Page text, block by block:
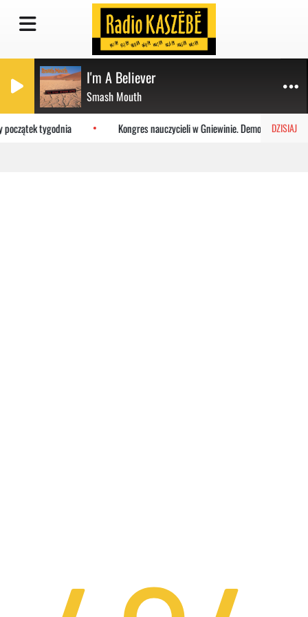
I'm A Believer
Smash Mouth
DZISIAJ
tygodnia Kongres nauczycieli w Gniewinie. Demokracja i